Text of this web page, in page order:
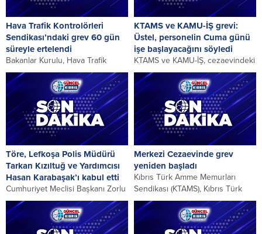
Hava Trafik Kontrolörleri
Sendikası’ndaki grev 60 gün
süreyle ertelendi
Bakanlar Kurulu, Hava Trafik
Kontrolörleri Sendikası’nın bugün
Ercan Havalimanı’nda yapacağını
duyurduğu grevini 60 gün süre...
KTAMS ve KAMU-İŞ grevi:
Üstel, personelin Cuma günü
işe başlayacağını söyledi
KTAMS ve KAMU-İŞ, cezaevindeki
grevlerinin önemsenmemesi
sebebiyle 10.30’da Başbakanlık
önünde yaptıkları basın
açıklamasında, Başbakan Ünal...
Töre, Lefkoşa Polis Müdürü
Tarkan Kızıltuğ ve Yardımcısı
Hasan Karabaşak’ı kabul etti
Cumhuriyet Meclisi Başkanı Zorlu
Töre, Meclisin önünde grev ya da
eylem yapılmasına karşı
olmadığını ancak...
Merkezi Cezaevinde grev
yeniden başladı
Kıbrıs Türk Amme Memurları
Sendikası (KTAMS), Kıbrıs Türk
Kamu Görevlileri Sendikası
(KAMUSEN) ve Kıbrıs Türk...